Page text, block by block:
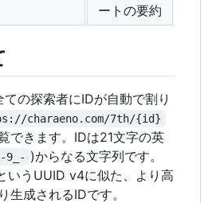
ートの要約
の探索者にIDが自動で割り
charaeno.com/7th/{id}
できます。IDは21文字の英
9_- )からなる文字列です。
いうUUID v4に似た、より高
生成されるIDです。